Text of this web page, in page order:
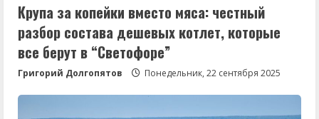
Крупа за копейки вместо мяса: честный
разбор состава дешевых котлет, которые
все берут в “Светофоре”
Григорий Долгопятов Понедельник, 22 сентября 2025